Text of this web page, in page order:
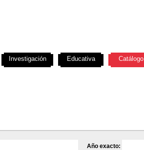
Año exacto:
Investigación Educativa Catálogo